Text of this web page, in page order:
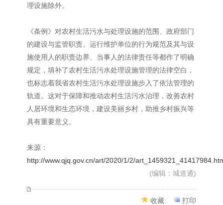
理设施除外。
《条例》对农村生活污水与处理设施的范围、政府部门
的建设与监管职责、运行维护单位的行为规范及其与设
施使用人的职责边界、当事人的法律责任等都作了明确
规定，填补了农村生活污水处理设施管理的法律空白，
也标志着我省农村生活污水处理设施步入了依法管理的
轨道。这对于保障和推动农村生活污水治理，改善农村
人居环境和生态环境，建设美丽乡村，助推乡村振兴等
具有重要意义。
来源：
http://www.qjq.gov.cn/art/2020/1/2/
(编辑：城道通)
收藏 打印